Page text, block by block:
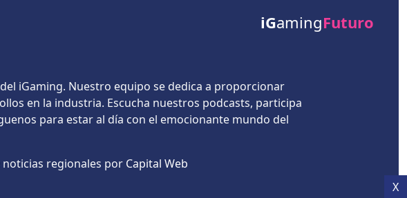
iGamingFuturo
iGaming. Nuestro equipo se dedica a proporcionar
en la industria. Escucha nuestros podcasts, participa
para estar al día con el emocionante mundo del
regionales por Capital Web
X